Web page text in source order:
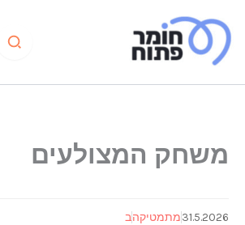
לתוכן
משחק המצולעים
31.5.2026מתמטיקהב